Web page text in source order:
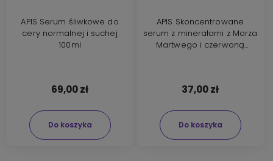
APIS Serum śliwkowe do
cery normalnej i suchej
100ml
69,00 zł
Do koszyka
APIS Skoncentrowane
serum z minerałami z Morza
Martwego i czerwoną
37,00 zł
Do koszyka